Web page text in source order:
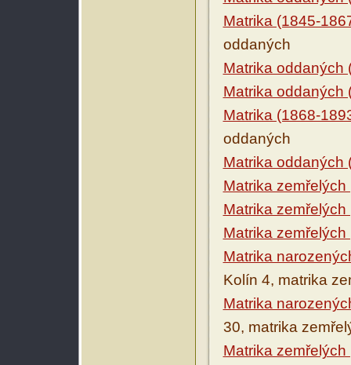
Matrika (1845-
oddaných
Matrika oddaných
Matrika oddaných
Matrika (1868-
oddaných
Matrika oddaných
Matrika
Matrika
Matrika
Matrika
Kolín 4, matrika
Matrika
30, matrika
Matrika